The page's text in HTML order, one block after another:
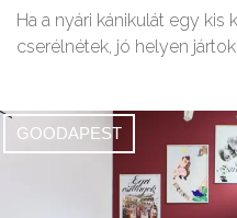
Ha a nyári kánikulát egy
cserélnétek, jó helyen jártok!
GOODAPEST